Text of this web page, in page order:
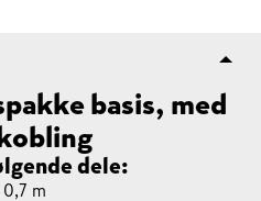
basis, med
dele:
m